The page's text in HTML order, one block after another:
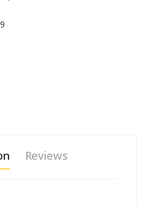
convient aux peaux laiteuses,
toute situation. Spray solaire
a tous les types de peaux.
Reviews